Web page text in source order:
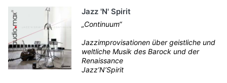
Jazz 'N' Spirit
„Continuum“
Jazzimprovisationen über geistliche und
weltliche Musik des Barock und der
Renaissance
Jazz’N’Spirit